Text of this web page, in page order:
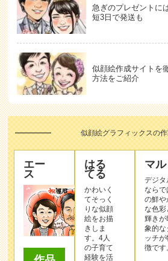
急ぎのプレゼントに
短3日で発送も
似顔絵作成サイトを
方法をご紹介
似顔絵グラフィックスの
エー
ス
はる
てる
かわいく
てそっく
りな似顔
絵をお描
きしま
す。4人
の子育て
経験を活
マル
デジタ
ならで
の鮮や
な色彩
輝きが
象的な
ッチが
徴です